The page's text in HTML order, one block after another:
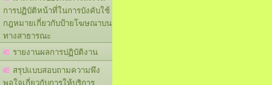
การปฏิบัติหน้าที่ในการบังคับใช้
กฎหมายเกี่ยวกับป้ายโฆษณาบน
ทางสาธารณะ
รายงานผลการปฏิบัติงาน
สรุปแบบสอบถามความพึง
พอใจเกี่ยวกับการให้บริการ